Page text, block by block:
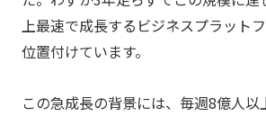
上最速で成長するビジネスプラット
位置付けています。
この急成長の背景には、毎週8億人以